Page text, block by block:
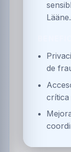
Lääne.
de
crítica